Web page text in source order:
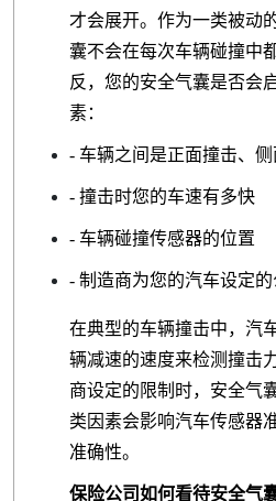
才会展开。作为一类被动
囊不会在每次车辆碰撞中
反，您的安全气囊是否会
素：
- 车辆之间是正面撞击、
- 撞击时您的车速有多快
- 车辆碰撞传感器的位置
- 制造商为您的汽车设定的
在典型的车辆撞击中，汽
辆减速的速度来检测撞击
商设定的限制时，安全气
类因素会影响汽车传感器
准确性。
保险公司如何看待安全气